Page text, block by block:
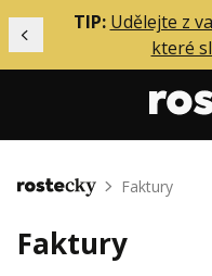
Předchozí
TIP: Udělejte z
které
Mentoring
Solo
Domů Faktury
Faktury